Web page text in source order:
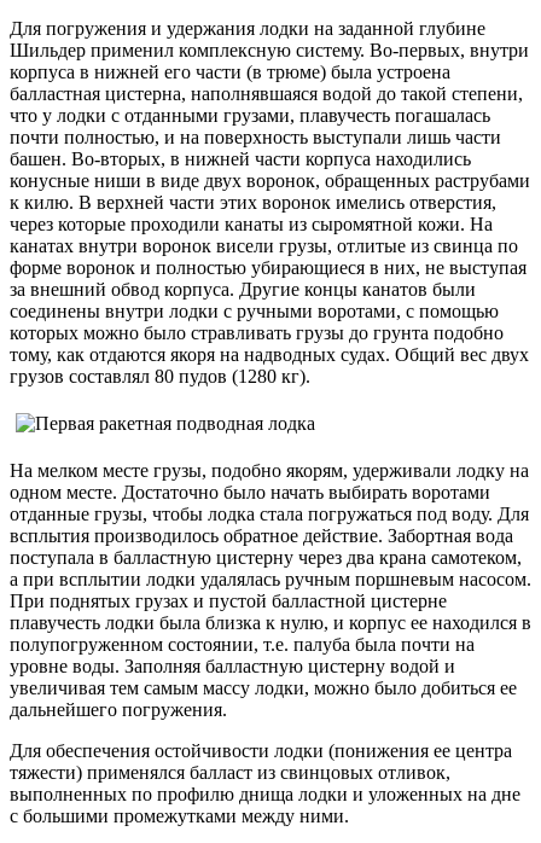
Для погружения и удержания лодки на заданной глубине
Шильдер применил комплексную систему. Во-первых, внутри
корпуса в нижней его части (в трюме) была устроена
балластная цистерна, наполнявшаяся водой до такой степени,
что у лодки с отданными грузами, плавучесть погашалась
почти полностью, и на поверхность выступали лишь части
башен. Во-вторых, в нижней части корпуса находились
конусные ниши в виде двух воронок, обращенных раструбами
к килю. В верхней части этих воронок имелись отверстия,
через которые проходили канаты из сыромятной кожи. На
канатах внутри воронок висели грузы, отлитые из свинца по
форме воронок и полностью убирающиеся в них, не выступая
за внешний обвод корпуса. Другие концы канатов были
соединены внутри лодки с ручными воротами, с помощью
которых можно было стравливать грузы до грунта подобно
тому, как отдаются якоря на надводных судах. Общий вес двух
грузов составлял 80 пудов (1280 кг).
На мелком месте грузы, подобно якорям, удерживали лодку на
одном месте. Достаточно было начать выбирать воротами
отданные грузы, чтобы лодка стала погружаться под воду. Для
всплытия производилось обратное действие. Забортная вода
поступала в балластную цистерну через два крана самотеком,
а при всплытии лодки удалялась ручным поршневым насосом.
При поднятых грузах и пустой балластной цистерне
плавучесть лодки была близка к нулю, и корпус ее находился в
полупогруженном состоянии, т.е. палуба была почти на
уровне воды. Заполняя балластную цистерну водой и
увеличивая тем самым массу лодки, можно было добиться ее
дальнейшего погружения.
Для обеспечения остойчивости лодки (понижения ее центра
тяжести) применялся балласт из свинцовых отливок,
выполненных по профилю днища лодки и уложенных на дне
с большими промежутками между ними.